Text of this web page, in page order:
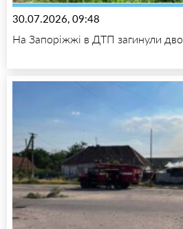
30.07.2026, 09:48
На Запоріжжі в ДТП загинули